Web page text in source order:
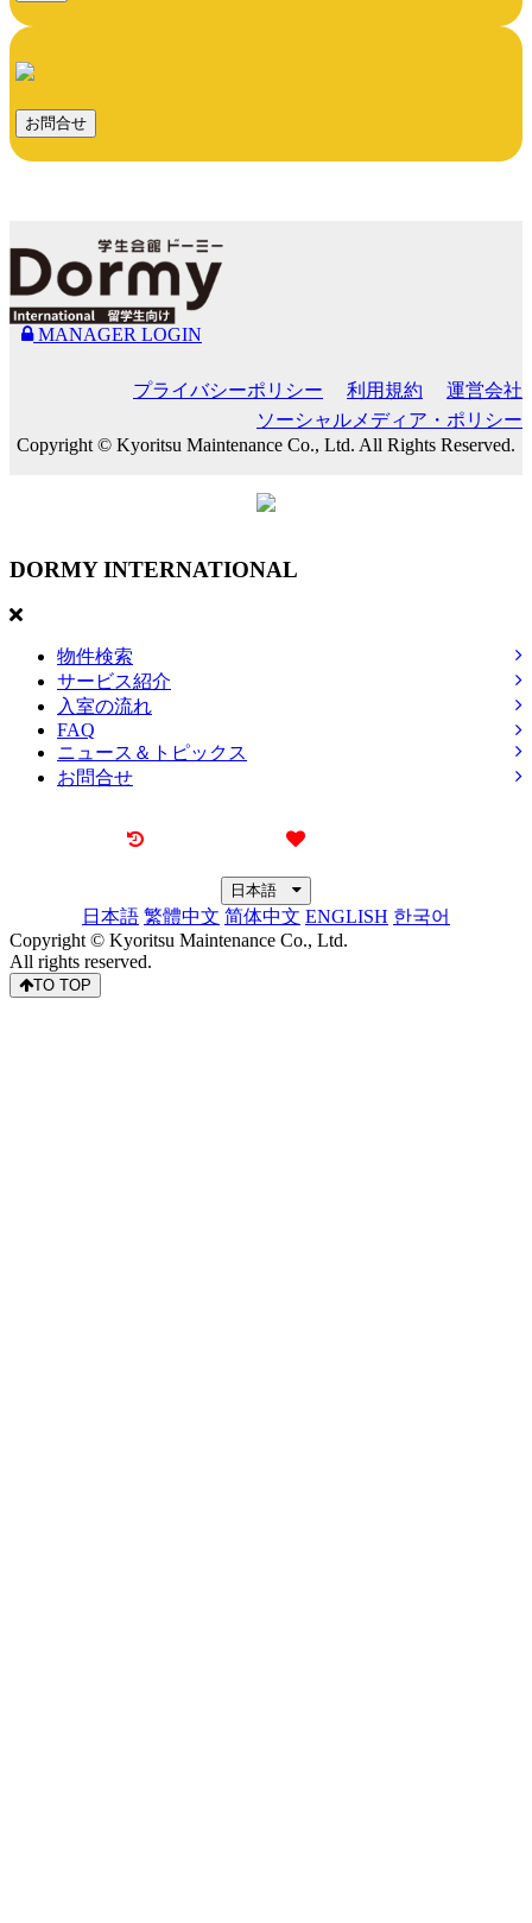
お問合せ
MANAGER LOGIN
プライバシーポリシー 利用規約
運営会社
ソーシャルメディア・ポリシー
Copyright © Kyoritsu Maintenance Co., Ltd. All Rights Reserved.
DORMY INTERNATIONAL
物件検索
サービス紹介
入室の流れ
FAQ
ニュース＆トピックス
お問合せ
日本語
日本語 繁體中文 简体中文 ENGLISH 한국어
Copyright © Kyoritsu Maintenance Co., Ltd.
All rights reserved.
TO TOP